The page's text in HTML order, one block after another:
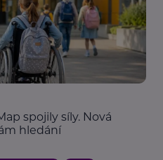
spojily síly. Nová
hledání